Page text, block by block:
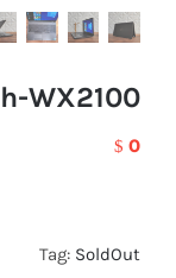
WX2100
$ 0
Tag: SoldOut